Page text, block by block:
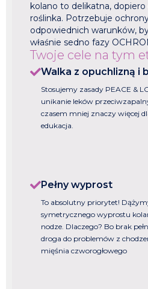
kolano to delikatna,
roślinka. Potrzebuje
odpowiednich warunków,
właśnie sedno fazy
Twoje cele na tym
Walka z opuchlizną i
Stosujemy zasady PEACE &
unikanie leków
czasem mniej znaczy więcej
edukacja.
Pełny wyprost
To absolutny priorytet!
symetrycznego wyprostu
nodze. Dlaczego? Bo brak
droga do problemów z
mięśnia czworogłowego